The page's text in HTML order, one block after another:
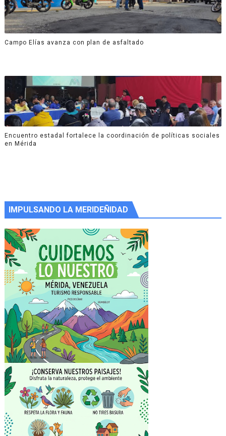
Campo Elías avanza con plan de asfaltado
Encuentro estadal fortalece la coordinación de políticas sociales
en Mérida
IMPULSANDO LA MERIDEÑIDAD